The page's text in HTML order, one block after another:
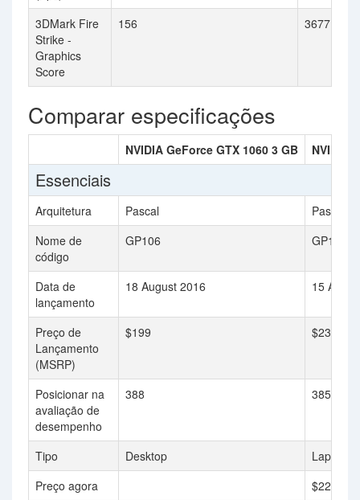
3DMark Fire
Strike -
Graphics
Score
156 3677
Comparar especificações
NVIDIA GeForce GTX 1060 3 GB NVIDIA
Essenciais
Arquitetura Pascal
Pascal
Nome de
código
GP106 GP106B
Data de
lançamento
18 August 2016 15
Preço de
Lançamento
(MSRP)
$199 $237.11
Posicionar na
avaliação de
desempenho
388 385
Tipo Desktop
Laptop
Preço agora
$229.99